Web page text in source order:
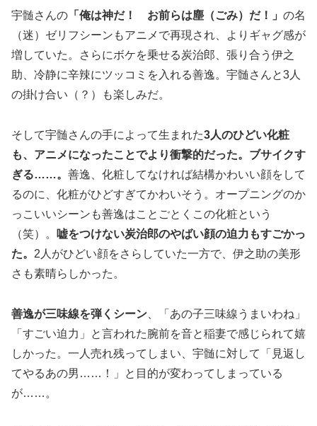
宇髄さんの 「俺は神だ！ お前らは塵（ごみ）だ！」 の名
（迷）ゼリフシーンもアニメで再現され、よりギャグ感が
増していた。さらにボケを乗せる炭治郎、張り合う伊之
助、冷静に辛辣にツッコミを入れる善逸。宇髄さんと3人
の掛け合い（？）も楽しみだ。
そして宇髄さんの手によって生まれた3人のひどい化粧
も、アニメになったことでより衝撃的だった。ブサイクす
ぎる……。 善逸、化粧してなければ結構かわいい顔をして
るのに、化粧がひどすぎてかわいそう。オープニングのか
っこいいシーンも善逸はことごとくこの化粧という
（笑）。
嘘をつけない炭治郎のやばい顔の迫力もすごかっ
た。 2人がひどい顔をさらしていた一方で、伊之助の美形
さも素晴らしかった。
善逸が三味線を弾くシーン 、「あの子三味線うまいわね」
「すごい迫力」と言われた腕前を音と稲妻で感じられて嬉
しかった。一人売れ残ってしまい、宇髄に対して「見返し
てやるあの男……！」と目的が変わってしまっている
が……。